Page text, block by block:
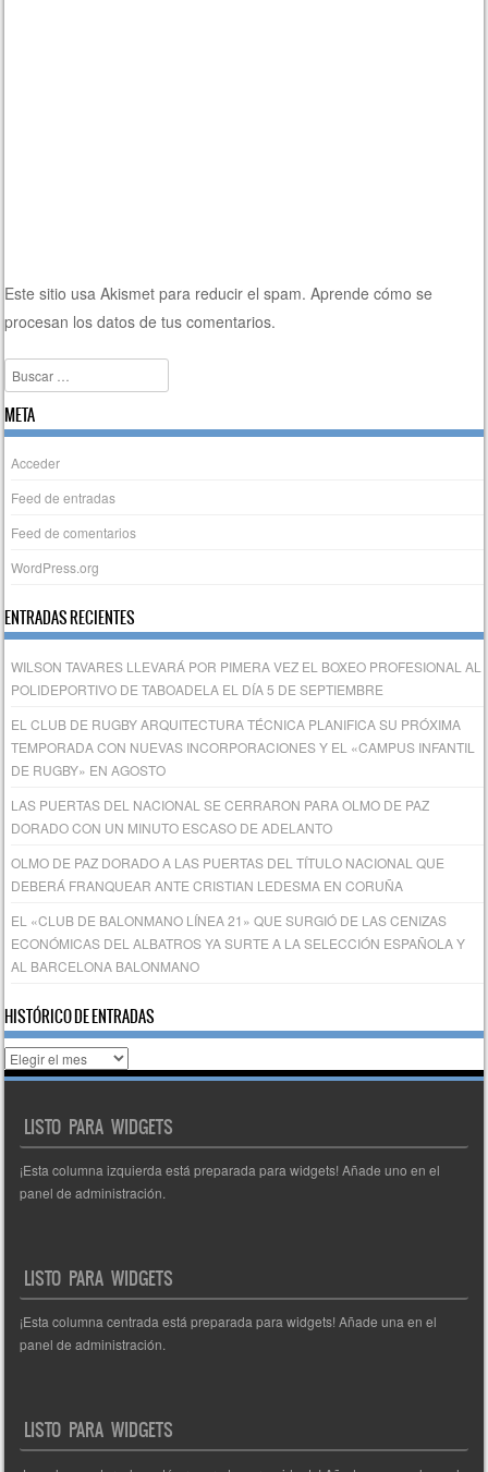
Este sitio usa Akismet para reducir el spam.Aprende cómo se
procesan los datos de tus comentarios.
Buscar
META
Acceder
Feed de entradas
Feed de comentarios
WordPress.org
ENTRADAS RECIENTES
WILSON TAVARES LLEVARÁ POR PIMERA VEZ EL BOXEO PROFESIONAL AL
POLIDEPORTIVO DE TABOADELA EL DÍA 5 DE SEPTIEMBRE
EL CLUB DE RUGBY ARQUITECTURA TÉCNICA PLANIFICA SU PRÓXIMA
TEMPORADA CON NUEVAS INCORPORACIONES Y EL «CAMPUS INFANTIL
DE RUGBY» EN AGOSTO
LAS PUERTAS DEL NACIONAL SE CERRARON PARA OLMO DE PAZ
DORADO CON UN MINUTO ESCASO DE ADELANTO
OLMO DE PAZ DORADO A LAS PUERTAS DEL TÍTULO NACIONAL QUE
DEBERÁ FRANQUEAR ANTE CRISTIAN LEDESMA EN CORUÑA
EL «CLUB DE BALONMANO LÍNEA 21» QUE SURGIÓ DE LAS CENIZAS
ECONÓMICAS DEL ALBATROS YA SURTE A LA SELECCIÓN ESPAÑOLA Y
AL BARCELONA BALONMANO
HISTÓRICO DE ENTRADAS
Histórico
de
LISTO PARA WIDGETS
¡Esta columna izquierda está preparada para widgets! Añade uno en el
panel de administración.
LISTO PARA WIDGETS
¡Esta columna centrada está preparada para widgets! Añade una en el
panel de administración.
LISTO PARA WIDGETS